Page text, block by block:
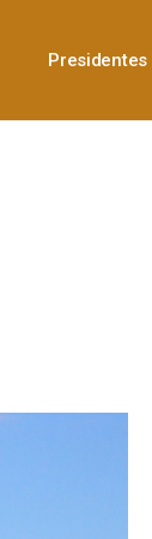
Presidentes